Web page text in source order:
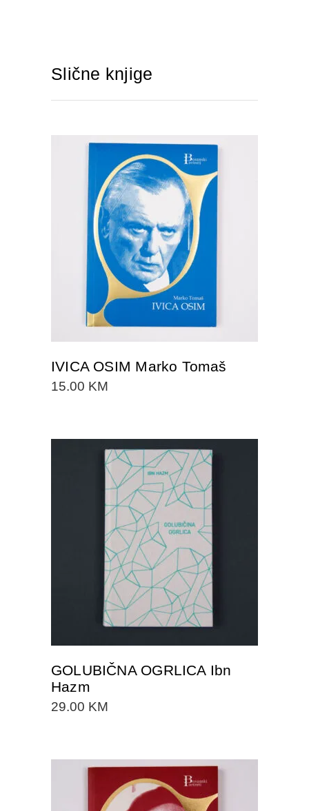
Slične knjige
DODAJTE U KORPU
IVICA OSIM Marko Tomaš
15.00 KM
DODAJTE U KORPU
GOLUBIČNA OGRLICA Ibn
Hazm
29.00 KM